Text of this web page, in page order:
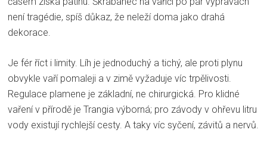
není tragédie, spíš důkaz, že neleží doma jako drahá
dekorace.
Je fér říct i limity. Líh je jednoduchý a tichý, ale proti plynu
obvykle vaří pomaleji a v zimě vyžaduje víc trpělivosti.
Regulace plamene je základní, ne chirurgická. Pro klidné
vaření v přírodě je Trangia výborná; pro závody v ohřevu litru
vody existují rychlejší cesty. A taky víc syčení, závitů a nervů.